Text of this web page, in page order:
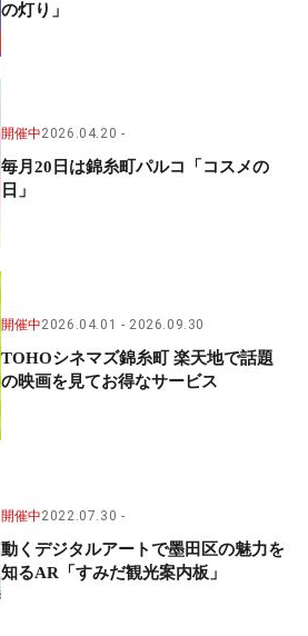
の灯り」
開催中2026.04.20
毎月20日は錦糸町パルコ「コスメの
日」
開催中2026.04.01 2026.09.30
TOHOシネマズ錦糸町 楽天地で話題
の映画を見てお得なサービス
開催中2022.07.30
動くデジタルアートで墨田区の魅力を
知るAR「すみだ観光案内板」